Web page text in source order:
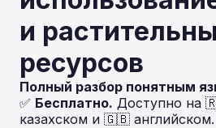
и
ресурсов
Полный разбор понятным
✅ Бесплатно. Доступно на
казахском и 🇬🇧 английском.